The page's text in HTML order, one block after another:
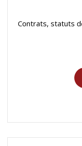
Contrats, statuts